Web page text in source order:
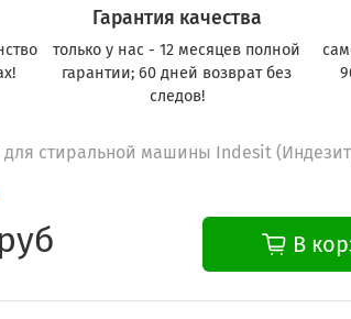
Гарантия качества
только у нас - 12 месяцев полной
гарантии; 60 дней возврат без
следов!
для стиральной машины Indesit
В